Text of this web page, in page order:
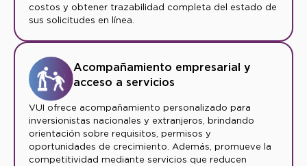
costos y obtener trazabilidad completa del estado de
sus solicitudes en línea.
Acompañamiento empresarial y
acceso a servicios
VUI ofrece acompañamiento personalizado para
inversionistas nacionales y extranjeros, brindando
orientación sobre requisitos, permisos y
oportunidades de crecimiento. Además, promueve la
competitividad mediante servicios que reducen